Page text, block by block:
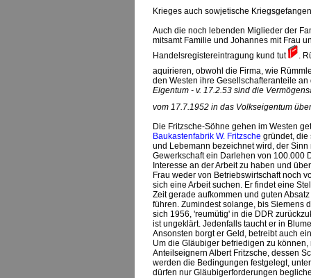
Krieges auch sowjetische
Auch die noch lebenden Miglieder der
mitsamt Familie und Johannes mit Frau
Handelsregistereintragung kund tut
.
aquirieren, obwohl die Firma, wie
den Westen ihre Gesellschafteranteile
Eigentum - v. 17.2.53 sind die
vom 17.7.1952 in das Volkseigentum
Die Fritzsche-Söhne gehen im Westen
Baukastenfabrik W. Fritzsche gründet, die
und Lebemann bezeichnet wird, der
Gewerkschaft ein Darlehen von 100.000
Interesse an der Arbeit zu haben und
Frau weder von Betriebswirtschaft noch
sich eine Arbeit suchen. Er findet eine
Zeit gerade aufkommen und guten
führen. Zumindest solange, bis Siemens
sich 1956, 'reumütig' in die DDR
ist ungeklärt. Jedenfalls taucht er in
Ansonsten borgt er Geld, betreibt auch
Um die Gläubiger befriedigen zu
Anteilseignern Albert Fritzsche, dessen
werden die Bedingungen festgelegt,
dürfen nur Gläubigerforderungen